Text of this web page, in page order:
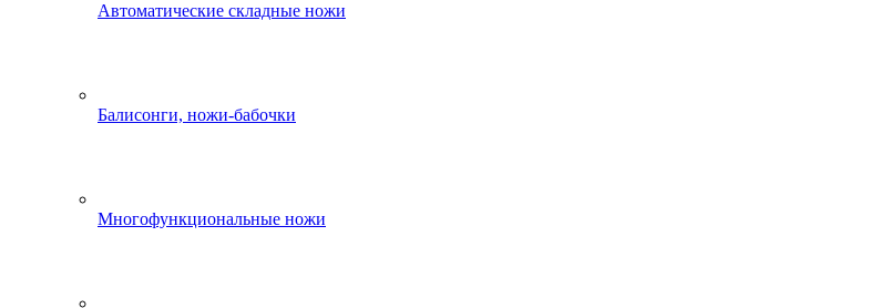
Автоматические складные ножи
Балисонги, ножи-бабочки
Многофункциональные ножи